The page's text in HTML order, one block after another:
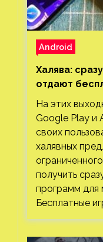
Android
Халява:
отдают
Play и App
загрузок
На этих
Google Play и
своих
халявных
получить
программ для
Бесплатные